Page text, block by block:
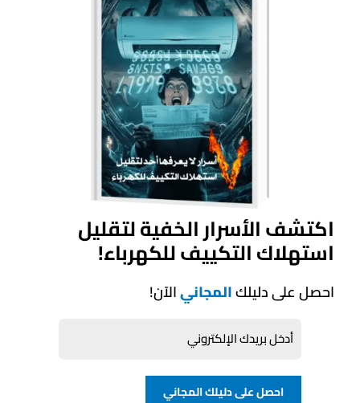
اكتشف الأسرار الخفية لتقليل
استهلاك التكييف للكهرباء!
احصل على دليلكالمجانيالآن!
احصل على دليلك المجاني